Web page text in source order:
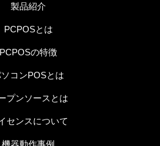
製品紹介
PCPOSとは
PCPOSの特徴
コンPOSとは
プンソースとは
センスについて
機器動作事例